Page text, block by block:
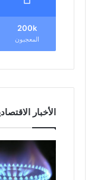
200k
المعجبون
الأخبار